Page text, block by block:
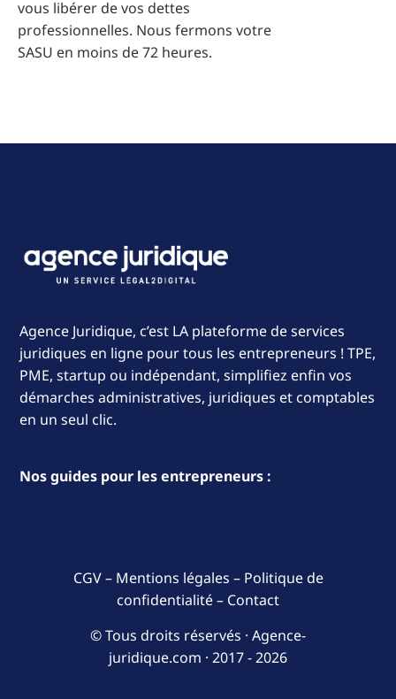
vous libérer de vos dettes
professionnelles. Nous fermons votre
SASU en moins de 72 heures.
Agence Juridique, c’est LA plateforme de services
juridiques en ligne pour tous les entrepreneurs ! TPE,
PME, startup ou indépendant, simplifiez enfin vos
démarches administratives, juridiques et comptables
en un seul clic.
Nos guides pour les entrepreneurs :
CGV– Mentions légales – Politique de
confidentialité– Contact
© Tous droits réservés · Agence-
juridique.com · 2017 - 2026